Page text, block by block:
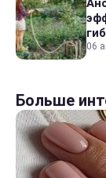
06
Больше